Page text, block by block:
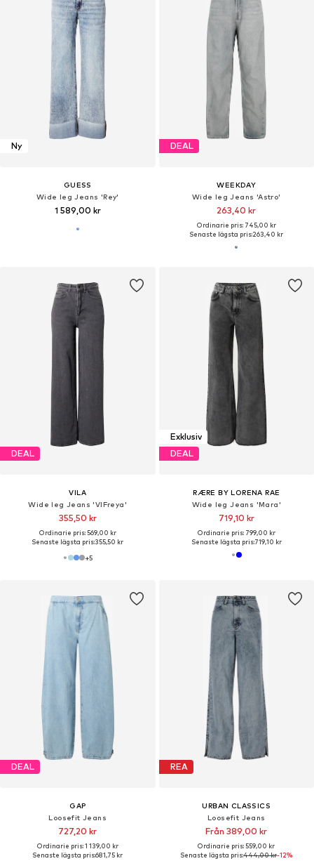
Ny
GUESS
Wide leg Jeans 'Rey'
1 589,00 kr
DEAL
WEEKDAY
Wide leg Jeans 'Astro'
263,40 kr
Ordinarie pris: 745,00 kr
Senaste lägsta pris:263,40 kr
DEAL
VILA
Wide leg Jeans 'VIFreya'
355,50 kr
Ordinarie pris: 569,00 kr
Senaste lägsta pris:355,50 kr
+5
Exklusiv
DEAL
RÆRE BY LORENA RAE
Wide leg Jeans 'Mara'
719,10 kr
Ordinarie pris: 799,00 kr
Senaste lägsta pris:719,10 kr
DEAL
GAP
Loosefit Jeans
727,20 kr
Ordinarie pris: 1 139,00 kr
Senaste lägsta pris:681,75 kr
REA
URBAN CLASSICS
Loosefit Jeans
Från 389,00 kr
Ordinarie pris: 559,00 kr
Senaste lägsta pris:444,00 kr-12%